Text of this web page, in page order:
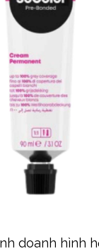
doanh hình
thư dãn. bài
thiết để